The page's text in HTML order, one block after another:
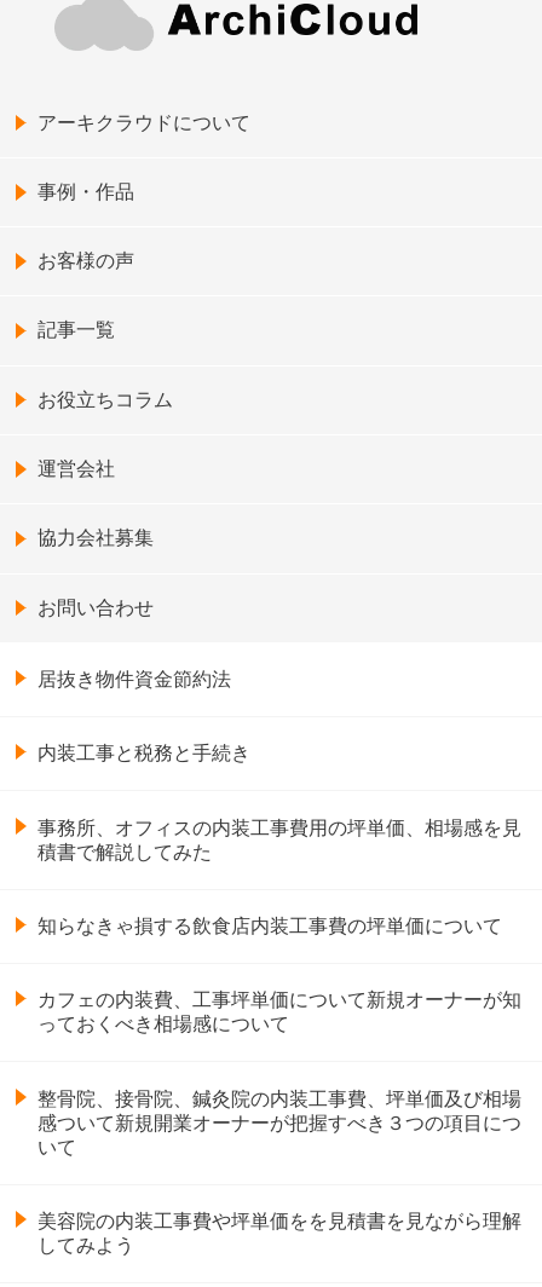
アーキクラウドについて
事例・作品
お客様の声
記事一覧
お役立ちコラム
運営会社
協力会社募集
お問い合わせ
居抜き物件資金節約法
内装工事と税務と手続き
事務所、オフィスの内装工事費用の坪単価、相場感を見
積書で解説してみた
知らなきゃ損する飲食店内装工事費の坪単価について
カフェの内装費、工事坪単価について新規オーナーが知
っておくべき相場感について
整骨院、接骨院、鍼灸院の内装工事費、坪単価及び相場
感ついて新規開業オーナーが把握すべき３つの項目につ
いて
美容院の内装工事費や坪単価をを見積書を見ながら理解
してみよう